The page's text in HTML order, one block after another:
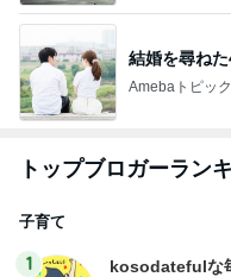
結婚を尋ね
Amebaトピッ
トップブロガーラン
子育て
1
kosodatefulな